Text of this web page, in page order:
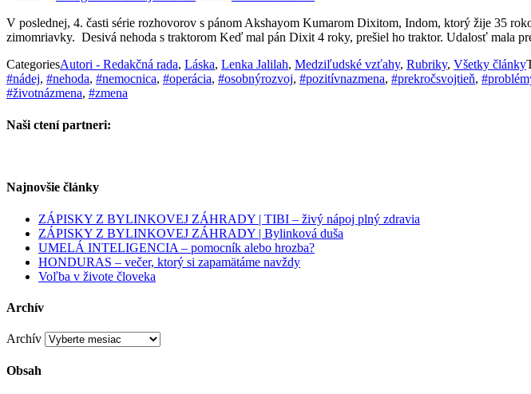
V poslednej, 4. časti série rozhovorov s pánom Akshayom Kumarom Dixitom, Indom, ktorý žije 35
zimomriavky. Desivá nehoda s traktorom Keď mal pán Dixit 4 roky, prešiel ho traktor. Udalosť mala
CategoriesAutori - Redakčná rada, Láska, Lenka Jalilah, Medziľudské vzťahy, Rubriky, Všetky články
#nádej, #nehoda, #nemocnica, #operácia, #osobnýrozvoj, #pozitívnazmena, #prekročsvojtieň,
#životnázmena, #zmena
Naši ctení partneri:
Najnovšie články
ZÁPISKY Z BYLINKOVEJ ZÁHRADY | TIBI – živý nápoj plný zdravia
ZÁPISKY Z BYLINKOVEJ ZÁHRADY | Bylinková duša
UMELÁ INTELIGENCIA – pomocník alebo hrozba?
HONDURAS – večer, ktorý si zapamätáme navždy
Voľba v živote človeka
Archív
Archív
Obsah